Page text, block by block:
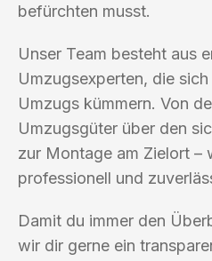
befürchten musst.
Unser Team besteht aus
Umzugsexperten, die
Umzugs kümmern. Von
Umzugsgüter über den
zur Montage am Zielort –
professionell und
Damit du immer den
wir dir gerne ein